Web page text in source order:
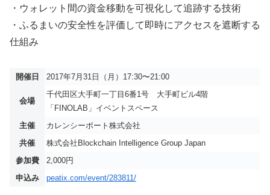
・ウォレット間の資金移動を可視化して追跡する技術
・ふるまいの安全性を評価して即時にアクセスを遮断する
仕組み
開催日 2017年7月31日（月）17:30〜21:00
会場
千代田区大手町一丁目6番1号 大手町ビル4階
「FINOLAB」イベントスペース
主催
カレンシーポート株式会社
共催
株式会社Blockchain Intelligence Group Japan
参加費
2,000円
申込み
peatix.com/event/283811/